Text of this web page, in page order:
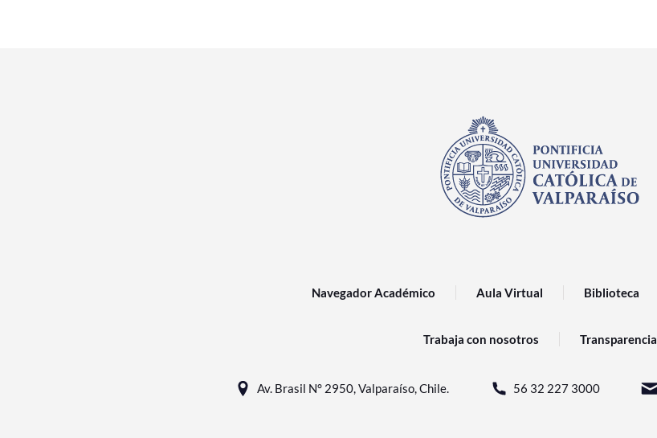
Navegador Académico Aula Virtual Biblioteca
Trabaja con nosotros Transparencia
Av. Brasil N° 2950, Valparaíso, Chile. 56 32 227 3000